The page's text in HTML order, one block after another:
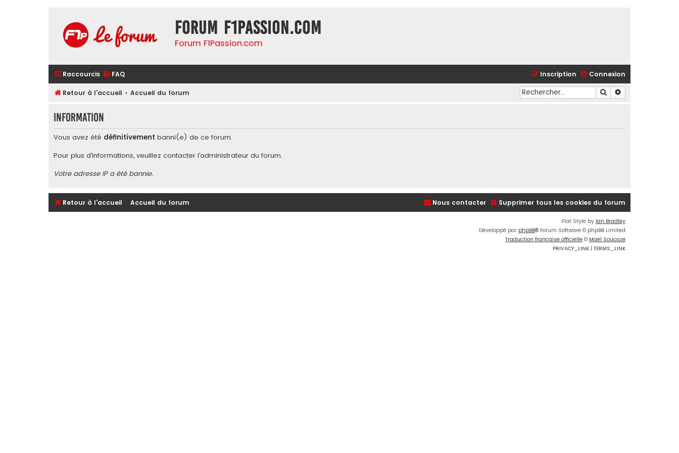
Forum F1Passion.com
Forum F1Passion.com
Raccourcis FAQ Connexion
Inscription
Retour à l'accueil Accueil du forum Rechercher
Information
Vous avez été définitivement banni(e) de ce forum.
Pour plus d’informations, veuillez contacter l’administrateur du forum.
Votre adresse IP a été bannie.
Retour à l'accueil Accueil du forum Supprimer tous les cookies du forum
Nous contacter
Flat Style by Ian Bradley
Développé par phpBB® Forum Software © phpBB Limited
Traduction française officielle © Maël Soucaze
PRIVACY_LINK | TERMS_LINK